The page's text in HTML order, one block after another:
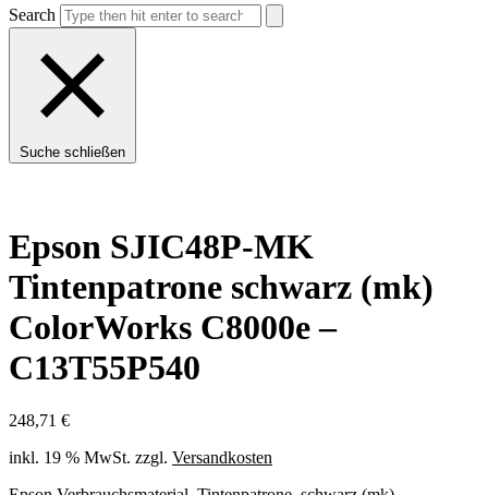
Search
Suche schließen
Epson SJIC48P-MK
Tintenpatrone schwarz (mk)
ColorWorks C8000e –
C13T55P540
248,71 €
inkl. 19 % MwSt. zzgl. Versandkosten